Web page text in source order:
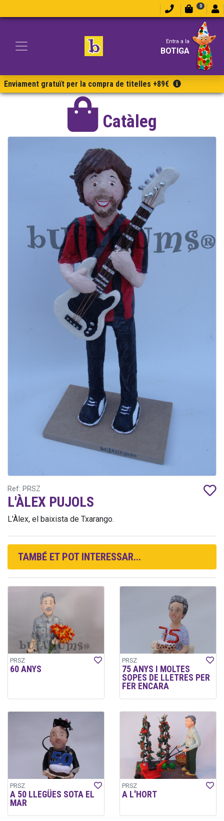
0
Entra a la
BOTIGA
Enviament gratuït per la compra de titelles +89€
Catàleg
Ref: PRSZ
L'ÀLEX PUJOLS
L'Àlex, el baixista de Txarango.
TAMBÉ ET POT INTERESSAR...
PRSZ
60 ANYS
PRSZ
75 ANYS I MOLTES
SOPES DE LLETRES PER
FER ENCARA
PRSZ
A 50 LLEGÜES SOTA EL
MAR
PRSZ
A L'HORT